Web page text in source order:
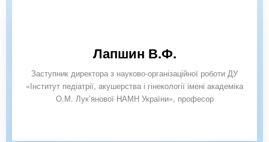
Лапшин В.Ф.
Заступник директора з науково-організаційної роботи ДУ
«Інститут педіатрії, акушерства і гінекології імені академіка
О.М. Лук’янової НАМН України», професор